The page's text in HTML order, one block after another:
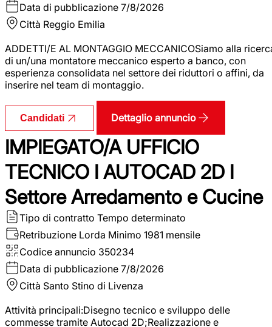
Data di pubblicazione 7/8/2026
Città Reggio Emilia
ADDETTI/E AL MONTAGGIO MECCANICOSiamo alla
di un/una montatore meccanico esperto a banco, con
esperienza consolidata nel settore dei riduttori o affini, da
inserire nel team di montaggio.
Candidati Dettaglio annuncio
IMPIEGATO/A UFFICIO
TECNICO I AUTOCAD 2D I
Settore Arredamento e Cucine
Tipo di contratto Tempo determinato
Retribuzione Lorda Minimo 1981 mensile
Codice annuncio 350234
Data di pubblicazione 7/8/2026
Città Santo Stino di Livenza
Attività principali:Disegno tecnico e sviluppo delle
commesse tramite Autocad 2D;Realizzazione e